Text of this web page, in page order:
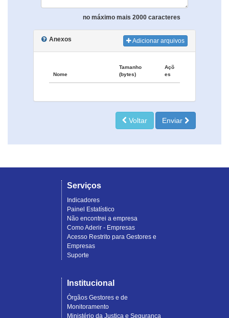
no máximo mais 2000 caracteres
Anexos Adicionar arquivos
Nome
Tamanho
(bytes)
Açõ
es
Voltar Enviar
Serviços
Indicadores
Painel Estatístico
Não encontrei a empresa
Como Aderir - Empresas
Acesso Restrito para Gestores e
Empresas
Suporte
Institucional
Órgãos Gestores e de
Monitoramento
Ministério da Justiça e Segurança